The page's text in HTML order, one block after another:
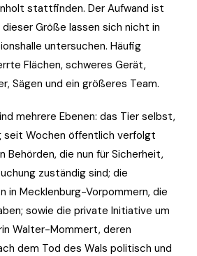
stattfinden. Der Aufwand ist
Größe lassen sich nicht in
untersuchen. Häufig
Flächen, schweres Gerät,
Sägen und ein größeres Team.
mehrere Ebenen: das Tier selbst,
seit Wochen öffentlich verfolgt
Behörden, die nun für Sicherheit,
zuständig sind; die
in Mecklenburg-Vorpommern, die
sowie die private Initiative um
Walter-Mommert, deren
dem Tod des Wals politisch und